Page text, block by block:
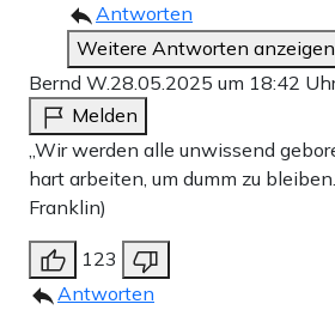
Antworten
Weitere Antworten
Bernd W.28.05.2025 um 18:42
Melden
„Wir werden alle unwissend
hart arbeiten, um dumm zu
Franklin)
123
Antworten